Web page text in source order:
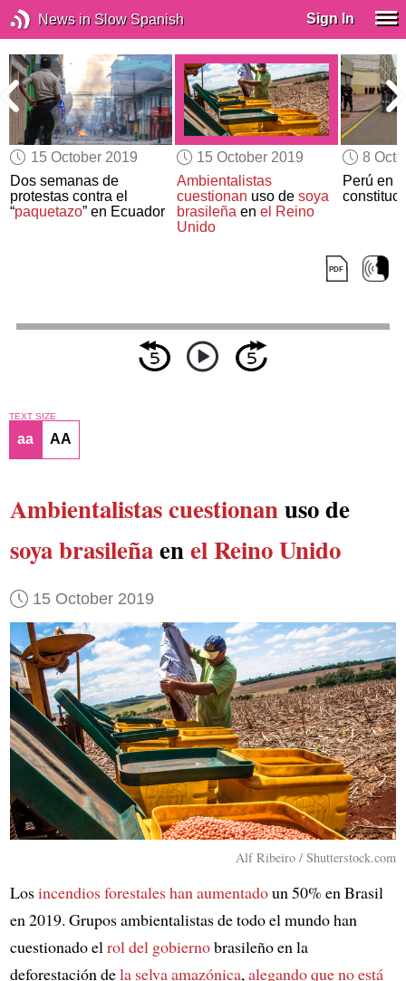
News in Slow Spanish Sign In
15 October 2019
Dos semanas de
protestas contra el
“paquetazo” en Ecuador
15 October 2019
Ambientalistas
cuestionan uso de soya
brasileñaen el Reino
Unido
8
Perú en
TEXT SIZE
aa AA
Ambientalistas cuestionanuso de
soya brasileñaenel Reino Unido
15 October 2019
Alf Ribeiro / Shutterstock.com
Losincendios forestaleshan aumentadoun 50% en Brasil
en 2019. Grupos ambientalistas de todo el mundo han
cuestionado el rol del gobiernobrasileño en la
deforestación dela selva amazónica, alegando queno está